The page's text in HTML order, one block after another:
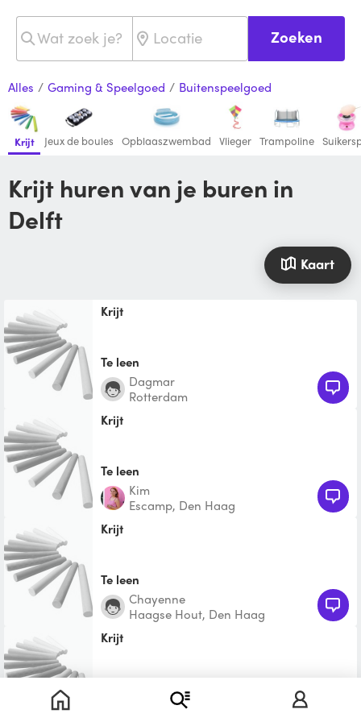
Zoeken
Alles / Gaming & Speelgoed / Buitenspeelgoed
Krijt Jeux de boules Opblaaszwembad Vlieger Trampoline
Krijt huren van je buren in
Delft
Kaart
Krijt
Te leen
Dagmar
Rotterdam
Krijt
Te leen
Kim
Escamp, Den Haag
Krijt
Te leen
Chayenne
Haagse Hout, Den Haag
krijt
Huib Jan